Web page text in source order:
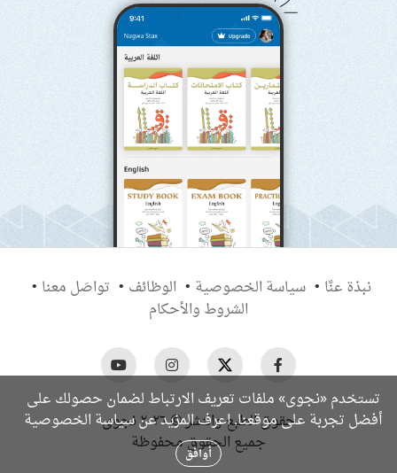
نبذة عنَّا سياسة الخصوصية الوظائف
تواصَل معنا
الشروط والأحكام
حقوق الطبع والنشر © ٢٠٢٦ نجوى
جميع الحقوق محفوظة
تستخدم «نجوى» ملفات تعريف الارتباط لضمان حصولك على
أفضل تجربة على موقعنا. اعرف المزيد عنسياسة الخصوصية
أوافق